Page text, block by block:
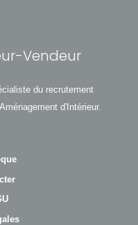
Vendeur
du recrutement
d'Intérieur.